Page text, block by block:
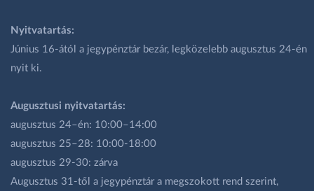
Nyitvatartás:
Június 16-ától a jegypénztár bezár, legközelebb augusztus 24-én
nyit ki.
Augusztusi nyitvatartás:
augusztus 24–én: 10:00–14:00
augusztus 25–28: 10:00-18:00
augusztus 29-30: zárva
Augusztus 31-től a jegypénztár a megszokott rend szerint,